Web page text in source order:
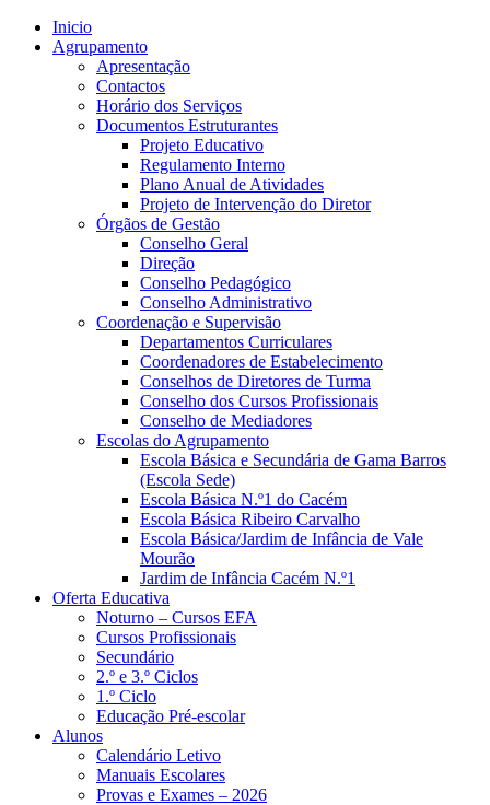
Inicio
Agrupamento
Apresentação
Contactos
Horário dos Serviços
Documentos Estruturantes
Projeto Educativo
Regulamento Interno
Plano Anual de Atividades
Projeto de Intervenção do Diretor
Órgãos de Gestão
Conselho Geral
Direção
Conselho Pedagógico
Conselho Administrativo
Coordenação e Supervisão
Departamentos Curriculares
Coordenadores de Estabelecimento
Conselhos de Diretores de Turma
Conselho dos Cursos Profissionais
Conselho de Mediadores
Escolas do Agrupamento
Escola Básica e Secundária de Gama Barros
(Escola Sede)
Escola Básica N.º1 do Cacém
Escola Básica Ribeiro Carvalho
Escola Básica/Jardim de Infância de Vale
Mourão
Jardim de Infância Cacém N.º1
Oferta Educativa
Noturno – Cursos EFA
Cursos Profissionais
Secundário
2.º e 3.º Ciclos
1.º Ciclo
Educação Pré-escolar
Alunos
Calendário Letivo
Manuais Escolares
Provas e Exames – 2026